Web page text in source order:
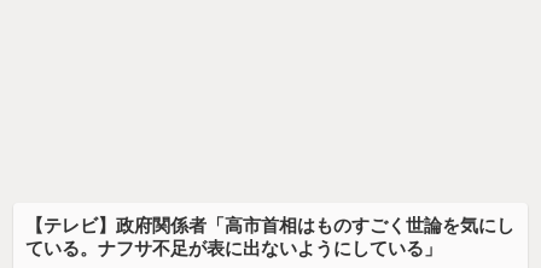
【テレビ】政府関係者「高市首相はものすごく世論を気にし
ている。ナフサ不足が表に出ないようにしている」